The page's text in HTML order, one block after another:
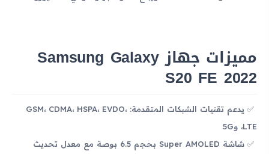
مميزات جهاز Samsung Galaxy
S20 FE 2022
يدعم تقنيات الشبكات المتقدمة: GSM، CDMA، HSPA، EVDO،
LTE، و5G
شاشة Super AMOLED بحجم 6.5 بوصة مع معدل تحديث